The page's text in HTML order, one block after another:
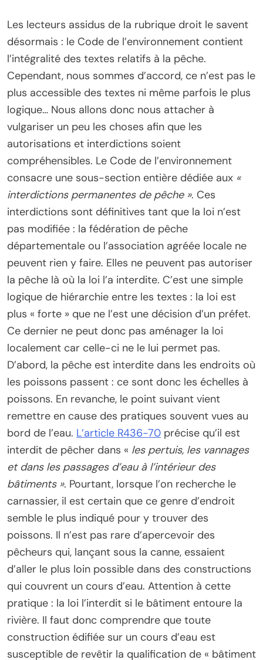
Les lecteurs assidus de la rubrique droit le savent
désormais : le Code de l’environnement contient
l’intégralité des textes relatifs à la pêche.
Cependant, nous sommes d’accord, ce n’est pas le
plus accessible des textes ni même parfois le plus
logique… Nous allons donc nous attacher à
vulgariser un peu les choses afin que les
autorisations et interdictions soient
compréhensibles. Le Code de l’environnement
consacre une sous-section entière dédiée aux «
interdictions permanentes de pêche ». Ces
interdictions sont définitives tant que la loi n’est
pas modifiée : la fédération de pêche
départementale ou l’association agréée locale ne
peuvent rien y faire. Elles ne peuvent pas autoriser
la pêche là où la loi l’a interdite. C’est une simple
logique de hiérarchie entre les textes : la loi est
plus « forte » que ne l’est une décision d’un préfet.
Ce dernier ne peut donc pas aménager la loi
localement car celle-ci ne le lui permet pas.
D’abord, la pêche est interdite dans les endroits où
les poissons passent : ce sont donc les échelles à
poissons. En revanche, le point suivant vient
remettre en cause des pratiques souvent vues au
bord de l’eau. L’article R436-70 précise qu’il est
interdit de pêcher dans « les pertuis, les vannages
et dans les passages d’eau à l’intérieur des
bâtiments ». Pourtant, lorsque l’on recherche le
carnassier, il est certain que ce genre d’endroit
semble le plus indiqué pour y trouver des
poissons. Il n’est pas rare d’apercevoir des
pêcheurs qui, lançant sous la canne, essaient
d’aller le plus loin possible dans des constructions
qui couvrent un cours d’eau. Attention à cette
pratique : la loi l’interdit si le bâtiment entoure la
rivière. Il faut donc comprendre que toute
construction édifiée sur un cours d’eau est
susceptible de revêtir la qualification de « bâtiment